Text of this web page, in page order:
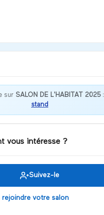
!
sur SALON DE L'HABITAT 2025:
stand
vous intéresse ?
Suivez-le
rejoindre votre salon